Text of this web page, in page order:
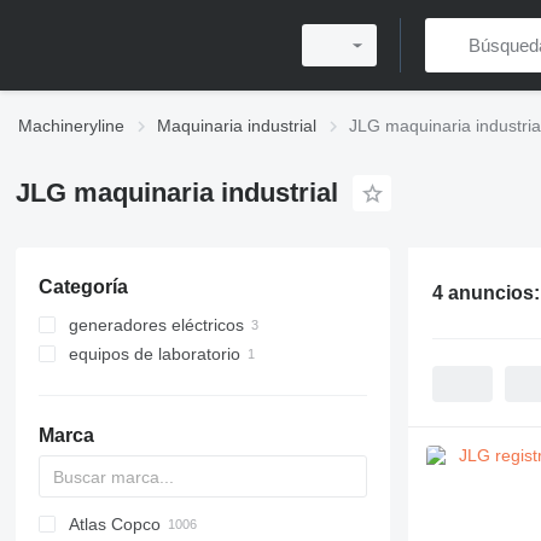
Machineryline Maquinaria industrial JLG maquinaria
JLG maquinaria industrial
Categoría
generadores eléctricos
torres de iluminación
equipos de laboratorio
Marca
PDS
APD
AB
Ensis
VZ
AG3
Atlas Copco
4 anuncios: